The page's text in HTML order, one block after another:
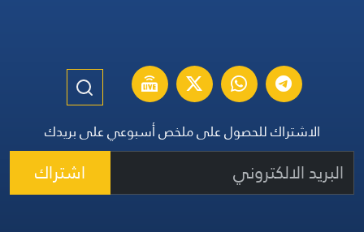
الاشتراك للحصول على ملخص أسبوعي على بريدك
اشتراك